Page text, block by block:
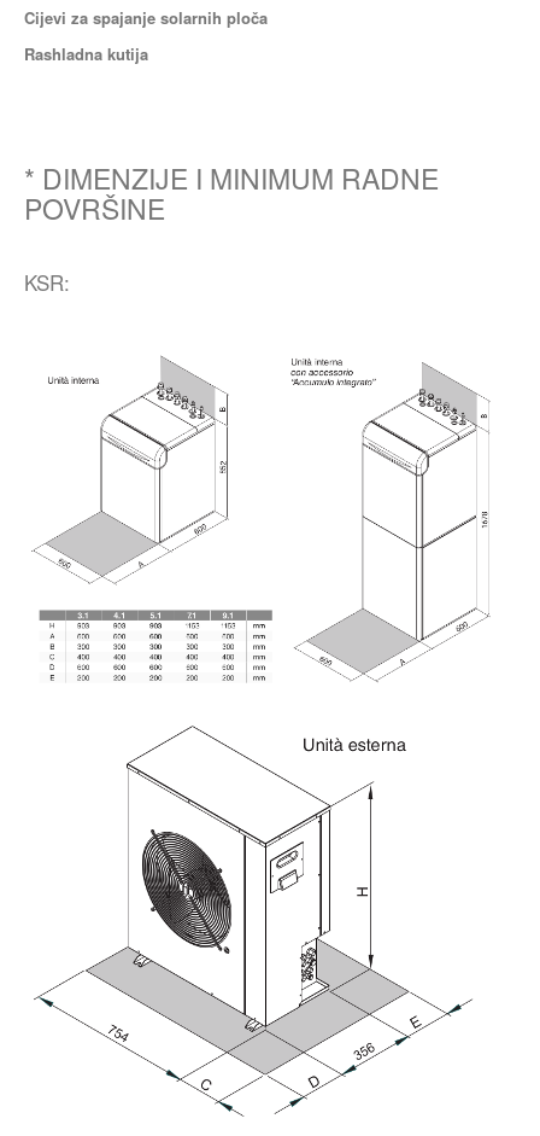
Cijevi za spajanje solarnih ploča
Rashladna kutija
* DIMENZIJE I MINIMUM RADNE
POVRŠINE
KSR: